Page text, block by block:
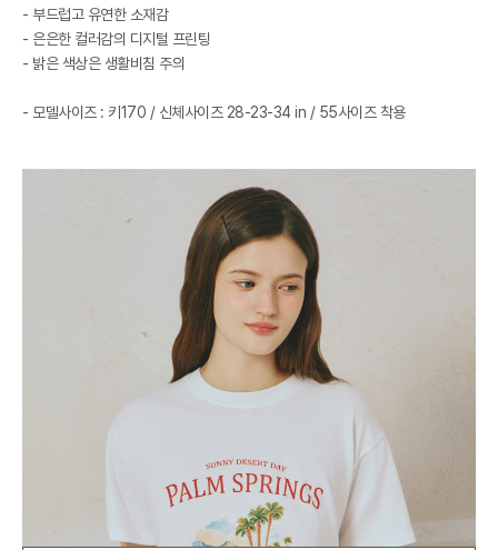
- 부드럽고 유연한 소재감
- 은은한 컬러감의 디지털 프린팅
- 밝은 색상은 생활비침 주의
- 모델사이즈 : 키170 / 신체사이즈 28-23-34 in / 55사이즈 착용